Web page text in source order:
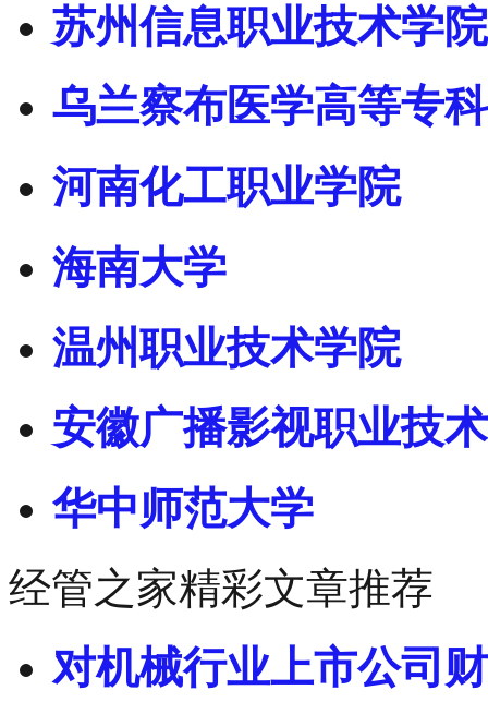
苏州信息职业技术学院
乌兰察布医学高等专
河南化工职业学院
海南大学
温州职业技术学院
安徽广播影视职业技
华中师范大学
经管之家精彩文章推荐
对机械行业上市公司